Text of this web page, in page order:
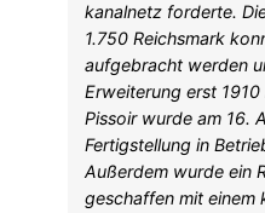
kanalnetz forderte.
1.750 Reichsmark
aufgebracht werden
Erweiterung erst 1910
Pissoir wurde am 16.
Fertigstellung in
Außerdem wurde ein
geschaffen mit einem